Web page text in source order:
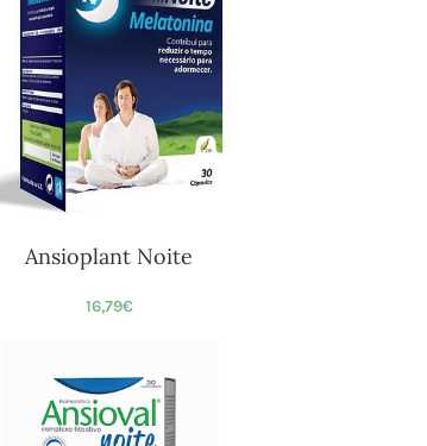
Ansioplant Noite
16,79€